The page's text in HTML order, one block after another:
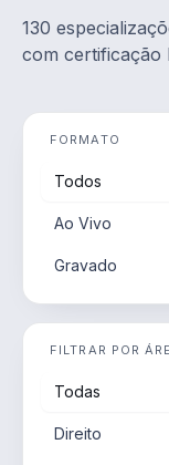
130
com certificação
FORMATO
Todos
Ao Vivo
Gravado
FILTRAR POR
Todas
Direito